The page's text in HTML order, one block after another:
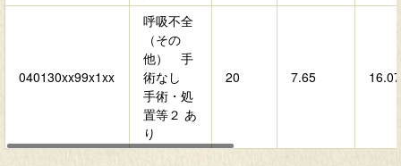
040130xx99x1xx
呼吸不全
（その
他） 手
術なし
手術・処
置等２ あ
り
20 7.65 16.07